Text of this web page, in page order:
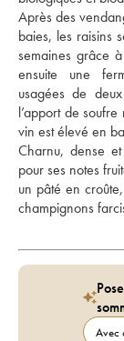
Après des
baies, les raisins
semaines grâce
ensuite une
usagées de
l’apport de
vin est élevé en
Charnu, dense
pour ses notes
un pâté en
champignons
Avec